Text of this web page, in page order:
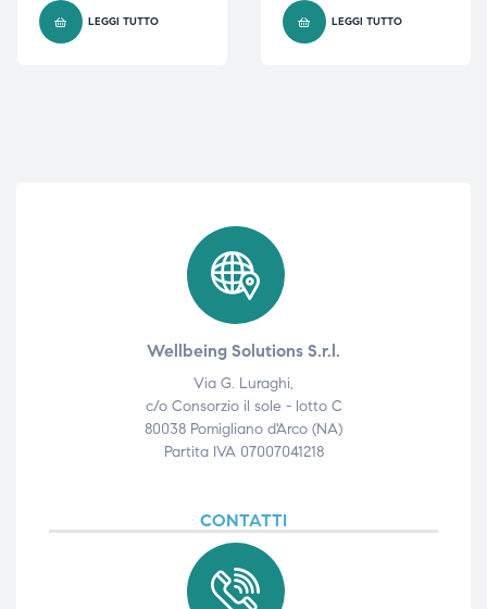
LEGGI TUTTO LEGGI TUTTO
Wellbeing Solutions S.r.l.
Via G. Luraghi,
c/o Consorzio il sole - lotto C
80038 Pomigliano d'Arco (NA)
Partita IVA 07007041218
CONTATTI